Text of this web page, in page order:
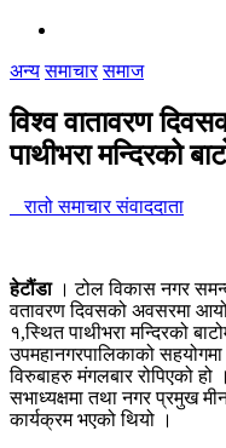
अन्य समाचार समाज
विश्व वातावरण
पाथीभरा मन्दिरको
रातो समाचार संवाददाता
हेटौंडा। टोल विकास नगर
वतावरण दिवसको अवसरमा
१,स्थित पाथीभरा मन्दिरको
उपमहानगरपालिकाको सहयोगमा
विरुबाहरु मंगलबार रोपिएको
सभाध्यक्षमा तथा नगर प्रमुख
कार्यक्रम भएको थियो ।